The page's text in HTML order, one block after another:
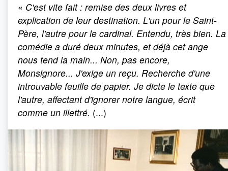
« C'est vite fait : remise des deux livres et
explication de leur destination. L'un pour le Saint-
Père, l'autre pour le cardinal. Entendu, très bien. La
comédie a duré deux minutes, et déjà cet ange
nous tend la main... Non, pas encore,
Monsignore... J'exige un reçu. Recherche d'une
introuvable feuille de papier. Je dicte le texte que
l'autre, affectant d'ignorer notre langue, écrit
comme un illettré. (...)